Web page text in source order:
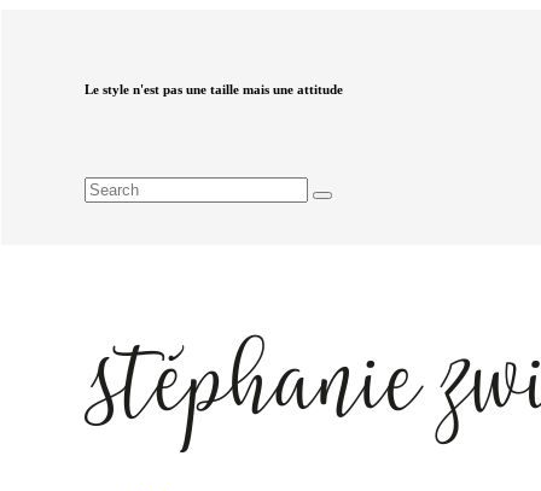
Le style n'est pas une taille mais une attitude